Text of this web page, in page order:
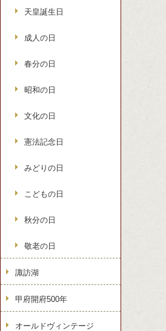
天皇誕生日
成人の日
春分の日
昭和の日
文化の日
憲法記念日
みどりの日
こどもの日
秋分の日
敬老の日
諏訪湖
甲府開府500年
オールドヴィンテージ